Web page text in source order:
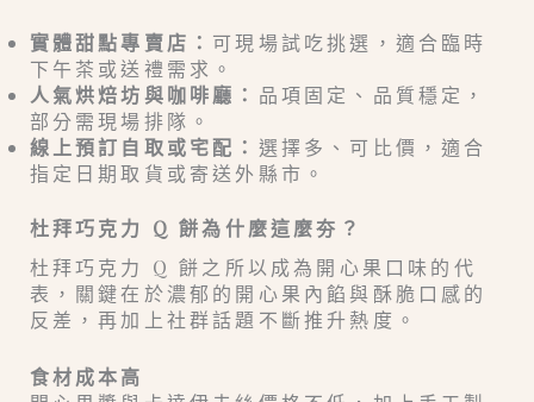
實體甜點專賣店： 可現場試吃挑選，適合臨時
下午茶或送禮需求。
人氣烘焙坊與咖啡廳： 品項固定、品質穩定，
部分需現場排隊。
線上預訂自取或宅配： 選擇多、可比價，適合
指定日期取貨或寄送外縣市。
杜拜巧克力 Q 餅為什麼這麼夯？
杜拜巧克力 Q 餅之所以成為開心果口味的代
表，關鍵在於濃郁的開心果內餡與酥脆口感的
反差，再加上社群話題不斷推升熱度。
食材成本高